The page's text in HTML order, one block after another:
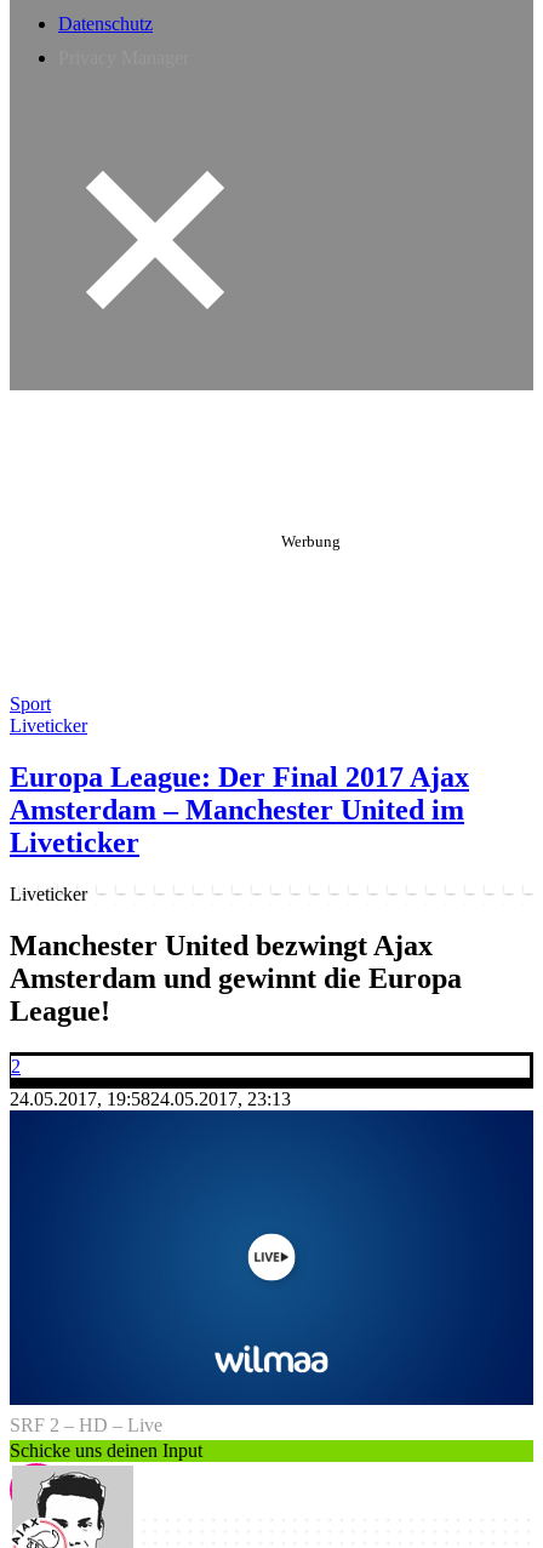
Datenschutz
Sport
Liveticker
Europa League: Der Final 2017 Ajax
Amsterdam – Manchester United im
Liveticker
Liveticker
Manchester United bezwingt Ajax
Amsterdam und gewinnt die Europa
League!
2
24.05.2017, 19:5824.05.2017, 23:13
SRF 2 – HD – Live
Schicke uns deinen Input